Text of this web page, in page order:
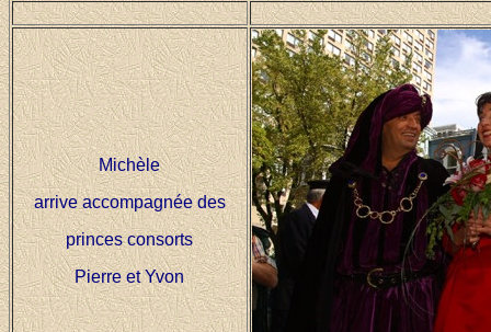
Michèle
arrive accompagnée des
princes consorts
Pierre et Yvon